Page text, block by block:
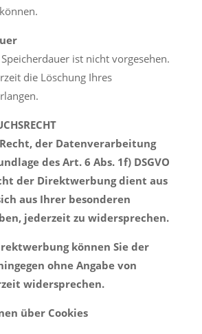
ist nicht vorgesehen.
die Löschung Ihres
der Datenverarbeitung
des Art. 6 Abs. 1f) DSGVO
der Direktwerbung dient aus
aus Ihrer besonderen
jederzeit zu widersprechen.
können Sie der
ohne Angabe von
widersprechen.
über Cookies